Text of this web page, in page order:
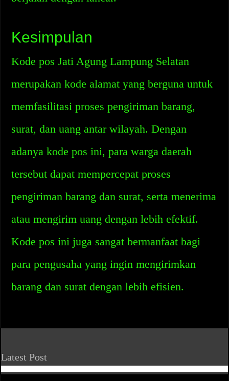
Kesimpulan
Kode pos Jati Agung Lampung Selatan
merupakan kode alamat yang berguna untuk
memfasilitasi proses pengiriman barang,
surat, dan uang antar wilayah. Dengan
adanya kode pos ini, para warga daerah
tersebut dapat mempercepat proses
pengiriman barang dan surat, serta menerima
atau mengirim uang dengan lebih efektif.
Kode pos ini juga sangat bermanfaat bagi
para pengusaha yang ingin mengirimkan
barang dan surat dengan lebih efisien.
Latest Post